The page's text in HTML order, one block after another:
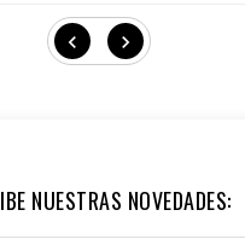
 
NUESTRAS NOVEDADES: